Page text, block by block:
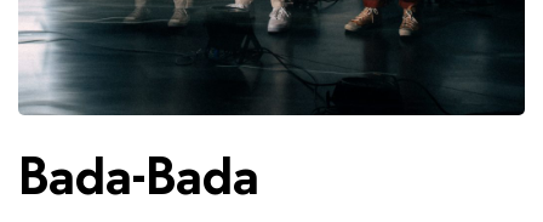
Bada-Bada